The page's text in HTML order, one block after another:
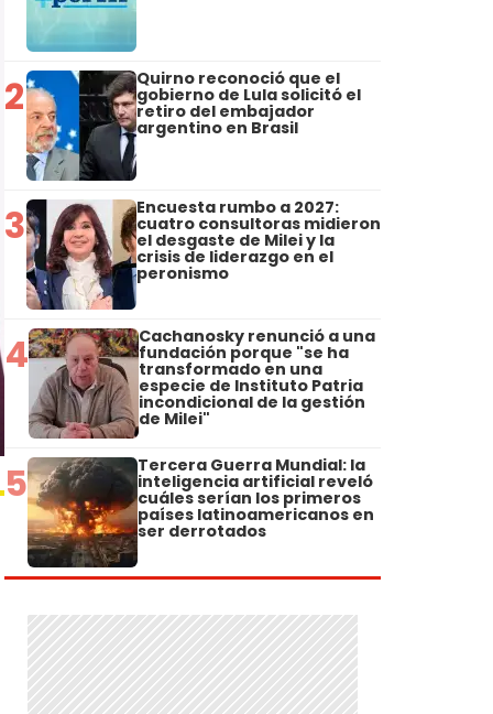
2 Quirno reconoció que el
gobierno de Lula solicitó el
retiro del embajador
argentino en Brasil
3 Encuesta rumbo a 2027:
cuatro consultoras midieron
el desgaste de Milei y la
crisis de liderazgo en el
peronismo
4 Cachanosky renunció a una
fundación porque "se ha
transformado en una
especie de Instituto Patria
incondicional de la gestión
de Milei"
5 Tercera Guerra Mundial: la
inteligencia artificial reveló
cuáles serían los primeros
países latinoamericanos en
ser derrotados